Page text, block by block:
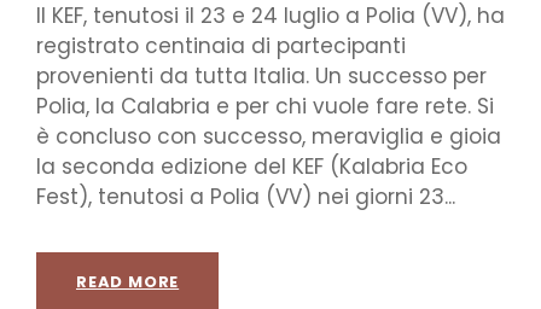
Il KEF, tenutosi il 23 e 24 luglio a Polia (VV), ha
registrato centinaia di partecipanti
provenienti da tutta Italia. Un successo per
Polia, la Calabria e per chi vuole fare rete. Si
è concluso con successo, meraviglia e gioia
la seconda edizione del KEF (Kalabria Eco
Fest), tenutosi a Polia (VV) nei giorni 23...
READ MORE